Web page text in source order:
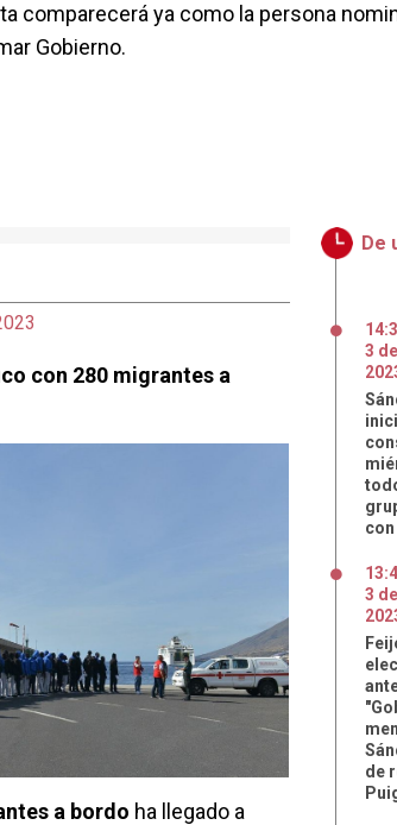
comparecerá ya como la persona
Gobierno.
con 280 migrantes a
a bordo ha llegado a
De
3 de
con
3 de
de